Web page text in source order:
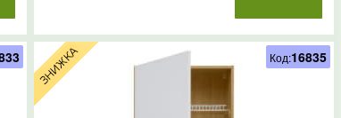
Код:16835